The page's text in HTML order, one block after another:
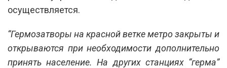
осуществляется.
“Гермозатворы на красной ветке метро закрыты и
открываются при необходимости дополнительно
принять население. На других станциях “герма”